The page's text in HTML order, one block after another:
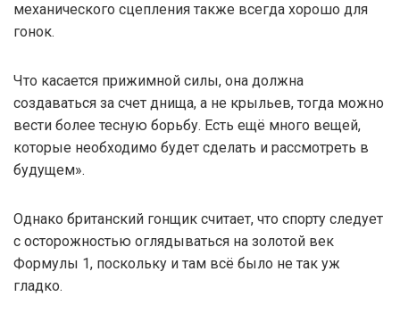
механического сцепления также всегда хорошо для
гонок.
Что касается прижимной силы, она должна
создаваться за счет днища, а не крыльев, тогда можно
вести более тесную борьбу. Есть ещё много вещей,
которые необходимо будет сделать и рассмотреть в
будущем».
Однако британский гонщик считает, что спорту следует
с осторожностью оглядываться на золотой век
Формулы 1, поскольку и там всё было не так уж
гладко.